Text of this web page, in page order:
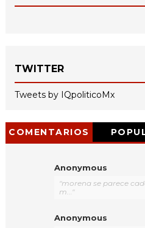
TWITTER
Tweets by IQpoliticoMx
COMENTARIOS
Anonymous
"morena se parece
m..."
Anonymous